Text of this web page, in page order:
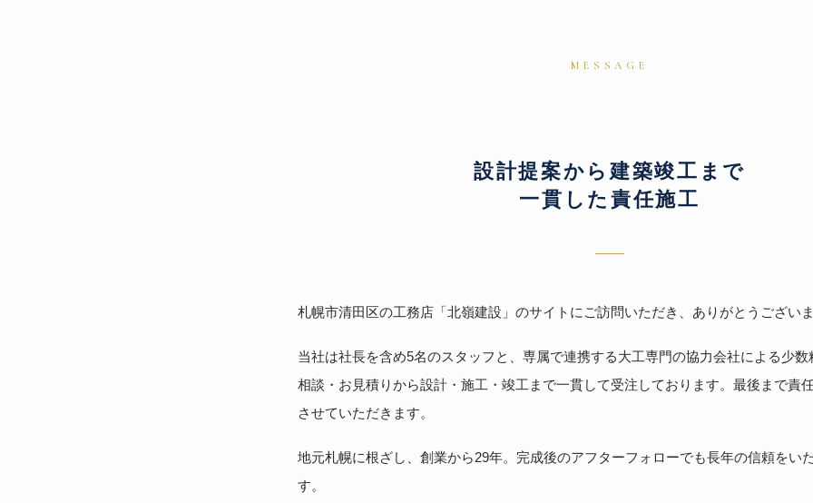
MESSAGE
設計提案から建築竣工まで
一貫した責任施工
札幌市清田区の工務店「北嶺建設」のサイトにご訪問いただき、ありがとうござい
当社は社長を含め5名のスタッフと、専属で連携する大工専門の協力会社による少
相談・お見積りから設計・施工・竣工まで一貫して受注しております。最後まで責
させていただきます。
地元札幌に根ざし、創業から29年。完成後のアフターフォローでも長年の信頼をい
す。